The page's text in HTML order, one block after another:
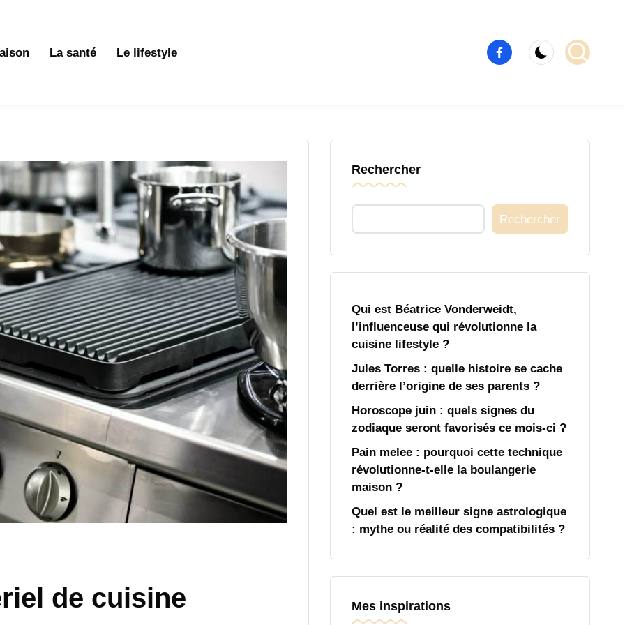
La santé Le lifestyle
Élément
de
de cuisine
Rechercher
Rechercher
Qui est Béatrice Vonderweidt,
l’influenceuse qui révolutionne la
cuisine lifestyle ?
Jules Torres : quelle histoire se cache
derrière l’origine de ses parents ?
Horoscope juin : quels signes du
zodiaque seront favorisés ce mois-ci ?
Pain melee : pourquoi cette technique
révolutionne-t-elle la boulangerie
maison ?
Quel est le meilleur signe astrologique
: mythe ou réalité des compatibilités ?
Mes inspirations